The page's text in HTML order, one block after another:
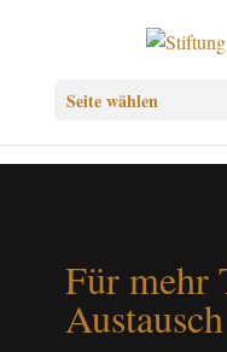
Seite wählen
Für mehr